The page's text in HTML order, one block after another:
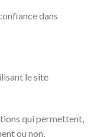
dans
le site
qui permettent,
ou non,